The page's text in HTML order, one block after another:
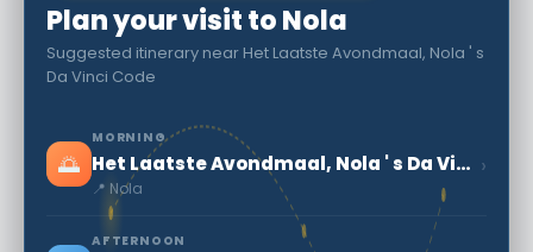
Plan your visit to Nola
Suggested itinerary near Het Laatste Avondmaal, Nola ' s
Da Vinci Code
🌅
MORNING
Het Laatste Avondmaal, Nola ' s Da Vinci Code
📍 Nola
›
AFTERNOON